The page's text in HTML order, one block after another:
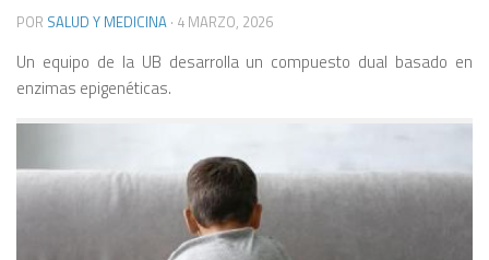
POR SALUD Y MEDICINA · 4 MARZO, 2026
Un equipo de la UB desarrolla un compuesto dual basado en
enzimas epigenéticas.